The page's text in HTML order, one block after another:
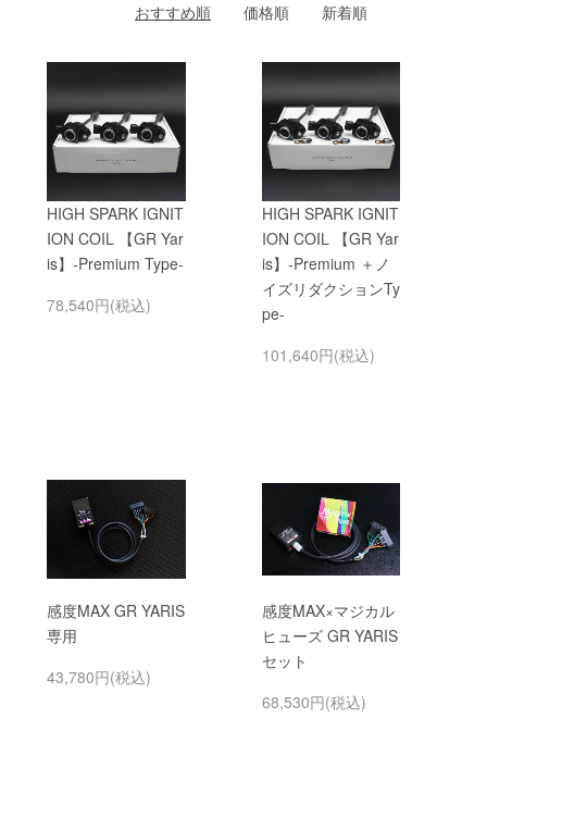
おすすめ順 価格順 新着順
HIGH SPARK IGNIT
ION COIL 【GR Yar
is】-Premium Type-
78,540円(税込)
HIGH SPARK IGNIT
ION COIL 【GR Yar
is】-Premium ＋ノ
イズリダクションTy
pe-
101,640円(税込)
感度MAX GR YARIS
専用
43,780円(税込)
感度MAX×マジカル
ヒューズ GR YARIS
セット
68,530円(税込)